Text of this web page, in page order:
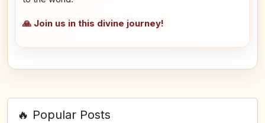
🙏 Join us in this divine journey!
🔥 Popular Posts